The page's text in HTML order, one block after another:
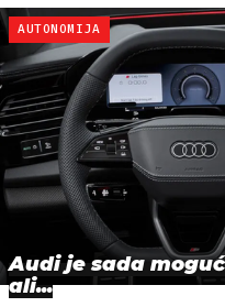
AUTONOMIJA
Audi je sada
ali...